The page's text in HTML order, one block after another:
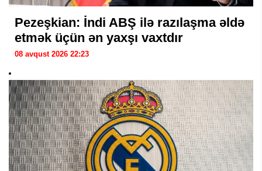
Pezeşkian: İndi ABŞ ilə razılaşma əldə
etmək üçün ən yaxşı vaxtdır
08 avqust 2026 22:23